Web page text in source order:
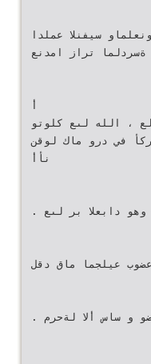
سيفنلا عملدا
ةسردلما تراز امدنع
أ
، الله لىع كلوتو
في درو ماك لوقن
نأأ
. ينقفولماو نيربدلما يرخ وهو دابعلا بر لىع
عيلجما ماق دقل
. ةسردملل ةيتحتلا ةينبلا عضو و ساس ألا لةحرم